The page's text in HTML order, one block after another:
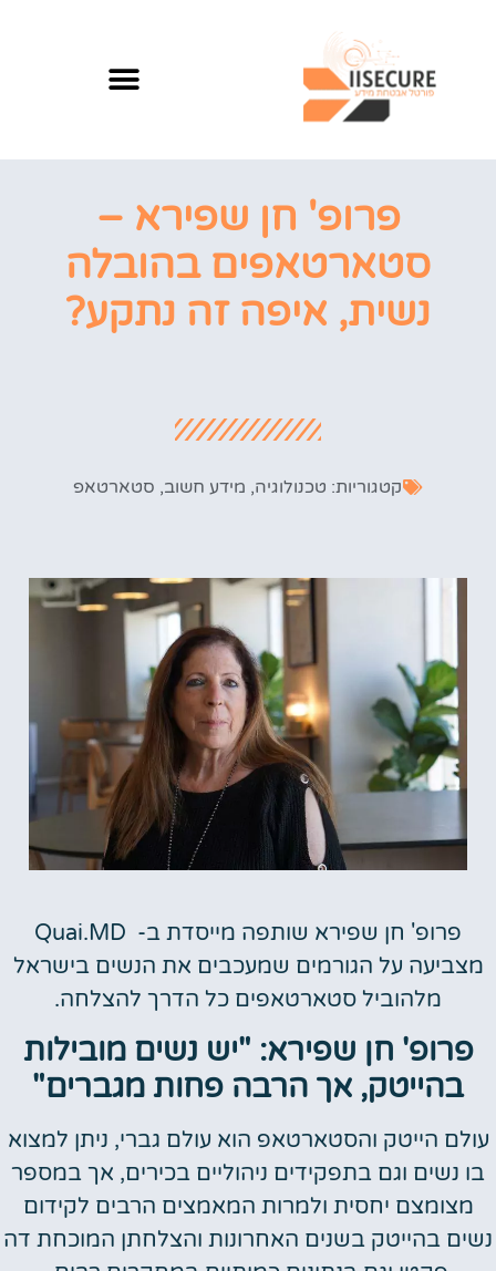
פרופ' חן שפירא –
סטארטאפים בהובלה
נשית, איפה זה נתקע?
קטגוריות: טכנולוגיה, מידע חשוב, סטארטאפ
פרופ' חן שפירא שותפה מייסדת ב- Quai.MD
מצביעה על הגורמים שמעכבים את הנשים בישראל
מלהוביל סטארטאפים כל הדרך להצלחה.
פרופ' חן שפירא: "יש נשים מובילות
בהייטק, אך הרבה פחות מגברים"
עולם הייטק והסטארטאפ הוא עולם גברי, ניתן למצוא
בו נשים וגם בתפקידים ניהוליים בכירים, אך במספר
מצומצם יחסית ולמרות המאמצים הרבים לקידום
נשים בהייטק בשנים האחרונות והצלחתן המוכחת דה